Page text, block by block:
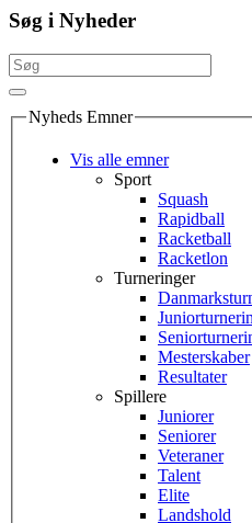
Søg i Nyheder
Nyheds Emner
Vis alle emner
Sport
Squash
Rapidball
Racketball
Racketlon
Turneringer
Mesterskaber
Resultater
Spillere
Juniorer
Seniorer
Veteraner
Talent
Elite
Landshold